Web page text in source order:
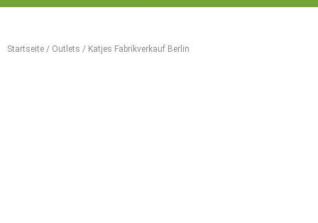
Startseite / Outlets / Katjes Fabrikverkauf Berlin